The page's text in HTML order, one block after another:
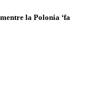
la Polonia ‘fa